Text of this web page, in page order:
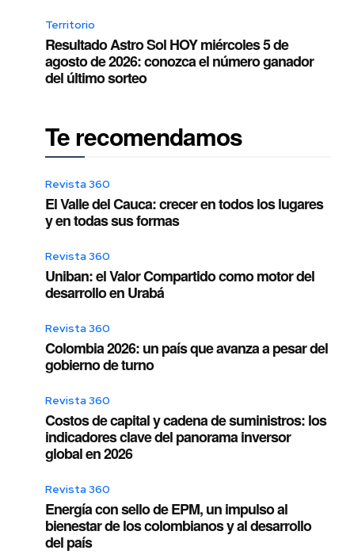
Territorio
Resultado Astro Sol HOY miércoles 5 de
agosto de 2026: conozca el número ganador
del último sorteo
Te recomendamos
Revista 360
El Valle del Cauca: crecer en todos los lugares
y en todas sus formas
Revista 360
Uniban: el Valor Compartido como motor del
desarrollo en Urabá
Revista 360
Colombia 2026: un país que avanza a pesar del
gobierno de turno
Revista 360
Costos de capital y cadena de suministros: los
indicadores clave del panorama inversor
global en 2026
Revista 360
Energía con sello de EPM, un impulso al
bienestar de los colombianos y al desarrollo
del país